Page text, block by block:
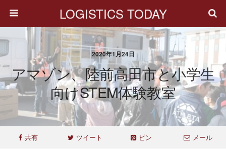
LOGISTICS TODAY
2020年1月24日
アマゾン、陸前高田市と小学生
向けSTEM体験教室
共有 ツイート ピン メール